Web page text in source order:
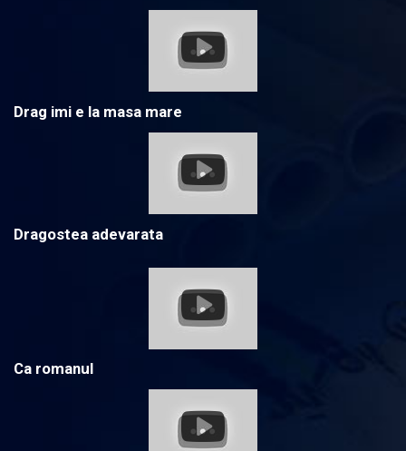
Drag imi e la masa mare
Dragostea adevarata
Ca romanul